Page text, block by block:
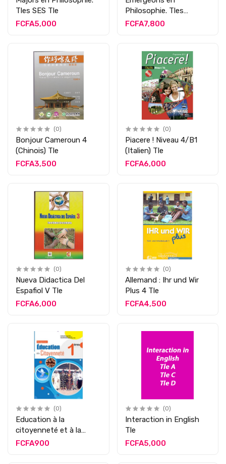
Tles SES Tle
FCFA5,000
Philosophie. Tles
littéraires
FCFA7,800
(0)
Bonjour Cameroun 4
(Chinois) Tle
FCFA3,500
(0)
Piacere ! Niveau 4/B1
(Italien) Tle
FCFA6,000
(0)
Nueva Didactica Del
Espafiol V Tle
FCFA6,000
(0)
Allemand : Ihr und Wir
Plus 4 Tle
FCFA4,500
(0)
Education à la
citoyenneté et à la
morale Tle
FCFA900
(0)
Interaction in English
Tle
FCFA5,000